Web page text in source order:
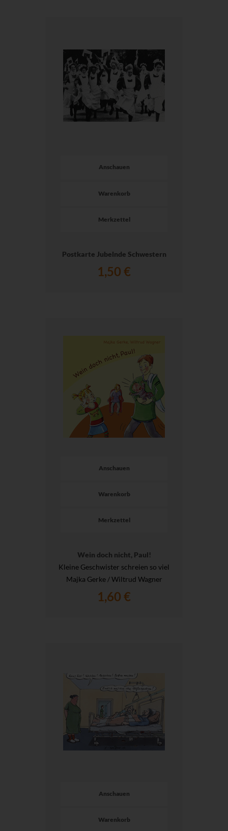
Anschauen
Warenkorb
Merkzettel
Postkarte Jubelnde Schwestern
1,50 €
Anschauen
Warenkorb
Merkzettel
Wein doch nicht, Paul!
Kleine Geschwister schreien so viel
Majka Gerke / Wiltrud Wagner
1,60 €
Anschauen
Warenkorb